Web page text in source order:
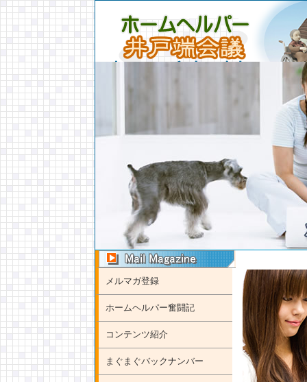
メルマガ登録
ホームヘルパー奮闘記
コンテンツ紹介
まぐまぐバックナンバー